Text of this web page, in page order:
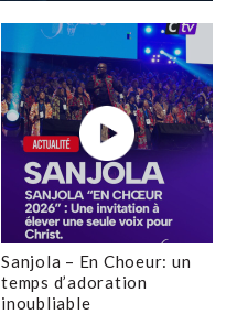
Sanjola – En Choeur: un
temps d’adoration
inoubliable